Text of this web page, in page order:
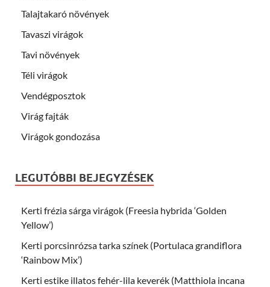
Talajtakaró növények
Tavaszi virágok
Tavi növények
Téli virágok
Vendégposztok
Virág fajták
Virágok gondozása
LEGUTÓBBI BEJEGYZÉSEK
Kerti frézia sárga virágok (Freesia hybrida ‘Golden
Yellow’)
Kerti porcsinrózsa tarka színek (Portulaca grandiflora
‘Rainbow Mix’)
Kerti estike illatos fehér-lila keverék (Matthiola incana